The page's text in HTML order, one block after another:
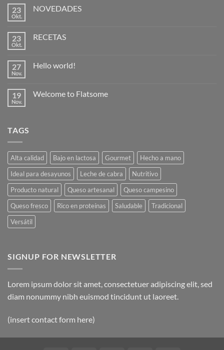
23
Okt.
NOVEDADES
NOVEDADES
23
Okt.
RECETAS
RECETAS
27
Nov.
Hello world!
Hello
19
Nov.
Welcome to Flatsome
TAGS
Alta calidad Bajo en lactosa Gourmet
Hecho a mano
Ideal para desayunos
Leche de cabra
Nutritivo
Producto natural
Queso artesanal
Queso campesino
Queso fresco
Rico en proteínas Saludable
Tradicional
Versátil
SIGNUP FOR NEWSLETTER
Lorem ipsum dolor sit amet, consectetuer adipiscing elit, sed
diam nonummy nibh euismod tincidunt ut laoreet.
(insert contact form here)